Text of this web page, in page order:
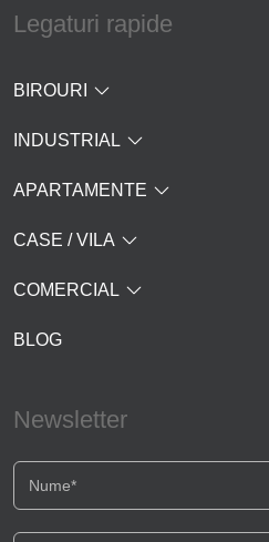
Legaturi rapide
BIROURI
INDUSTRIAL
APARTAMENTE
CASE / VILA
COMERCIAL
BLOG
Newsletter